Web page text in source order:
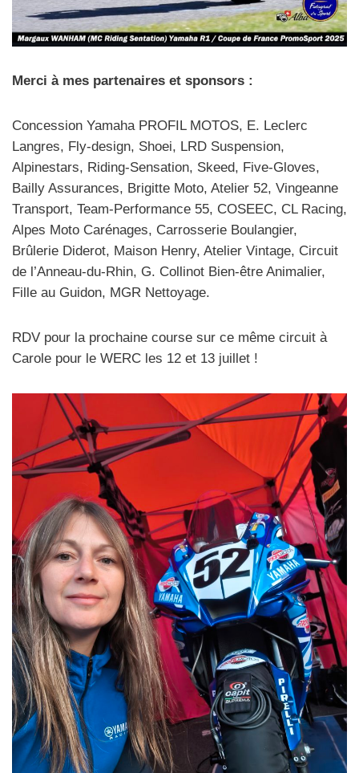
Merci à mes partenaires et sponsors :
Concession Yamaha PROFIL MOTOS, E. Leclerc
Langres, Fly-design, Shoei, LRD Suspension,
Alpinestars, Riding-Sensation, Skeed, Five-Gloves,
Bailly Assurances, Brigitte Moto, Atelier 52, Vingeanne
Transport, Team-Performance 55, COSEEC, CL Racing,
Alpes Moto Carénages, Carrosserie Boulangier,
Brûlerie Diderot, Maison Henry, Atelier Vintage, Circuit
de l’Anneau-du-Rhin, G. Collinot Bien-être Animalier,
Fille au Guidon, MGR Nettoyage.
RDV pour la prochaine course sur ce même circuit à
Carole pour le WERC les 12 et 13 juillet !